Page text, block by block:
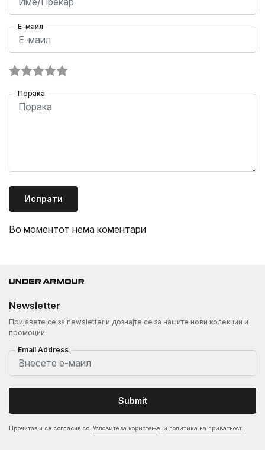
Е-маил
Порака
Испрати
Во моментот нема коментари
Newsletter
Пријавете се за newsletter и дознајте се за нашите нови колекции и
промоции.
Email Address
Submit
Прочитав и се согласив со Условите за користење и политика на приватност.